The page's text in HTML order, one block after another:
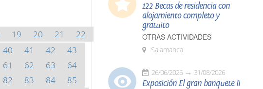
19 20 21
22
40 41 42
43
61 62 63
64
82 83 84
85
122 Becas de residencia con
alojamiento completo y
gratuito
OTRAS ACTIVIDADES
Salamanca
26/06/2026 31/08/2026
Exposición El gran banquete II